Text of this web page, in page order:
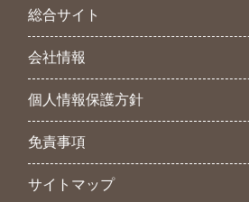
総合サイト
会社情報
個人情報保護方針
免責事項
サイトマップ